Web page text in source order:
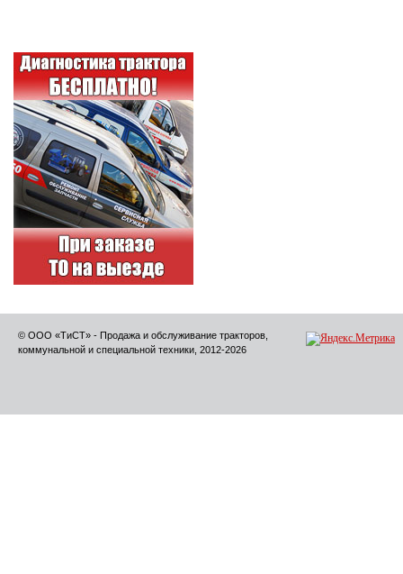
© ООО «ТиСТ» - Продажа и обслуживание тракторов,
коммунальной и специальной техники, 2012-2026